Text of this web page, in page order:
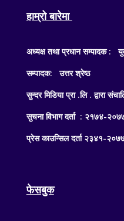
हाम्रो बारेमा
अध्यक्ष तथा प्रधान सम्पादक :
सम्पादक: उत्तर श्रेष्ठ
सुन्दर मिडिया प्रा .लि . द्वारा
सुचना विभाग दर्ता : २१७४-
प्रेस काउन्सिल दर्ता २३४१-
फेसबुक